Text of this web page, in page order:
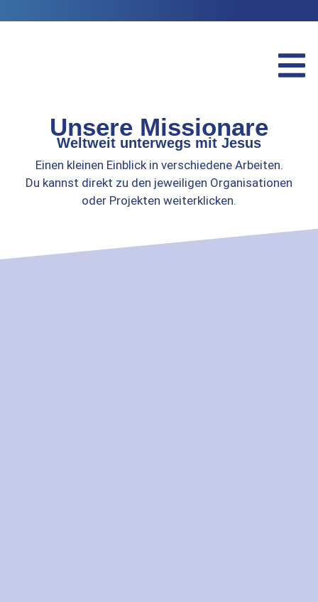
Unsere Missionare
Weltweit unterwegs mit Jesus
Einen kleinen Einblick in verschiedene Arbeiten.
Du kannst direkt zu den jeweiligen Organisationen
oder Projekten weiterklicken.